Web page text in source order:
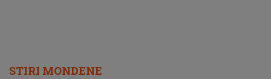
STIRI MONDENE